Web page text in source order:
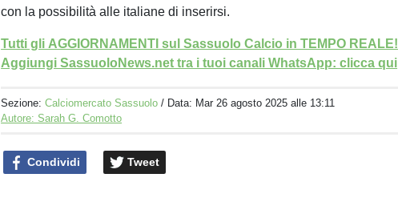
con la possibilità alle italiane di inserirsi.
Tutti gli AGGIORNAMENTI sul Sassuolo Calcio in TEMPO REALE!
Aggiungi SassuoloNews.net tra i tuoi canali WhatsApp: clicca qui
Sezione:Calciomercato Sassuolo / Data: Mar 26 agosto 2025 alle 13:11
Autore: Sarah G. Comotto
Condividi Tweet